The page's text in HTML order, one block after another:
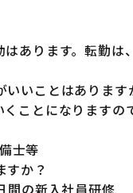
あります。転勤
いことはあります
ことになります
士等
すか？
間の新入社員研修